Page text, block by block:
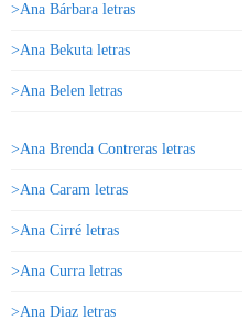
>Ana Bárbara letras
>Ana Bekuta letras
>Ana Belen letras
>Ana Brenda Contreras letras
>Ana Caram letras
>Ana Cirré letras
>Ana Curra letras
>Ana Diaz letras